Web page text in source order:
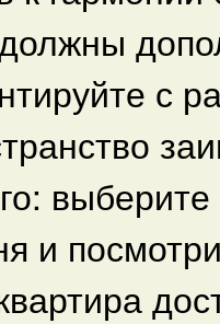
с
и